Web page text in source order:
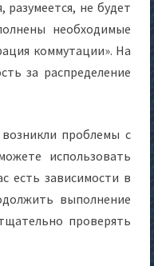
разумеется, не будет
необходимые
коммутации». На
за распределение
проблемы с
использовать
есть зависимости в
выполнение
проверять